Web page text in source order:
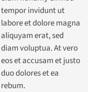
tempor invidunt ut
labore et dolore magna
aliquyam erat, sed
diam voluptua. At vero
eos et accusam et justo
duo dolores et ea
rebum.